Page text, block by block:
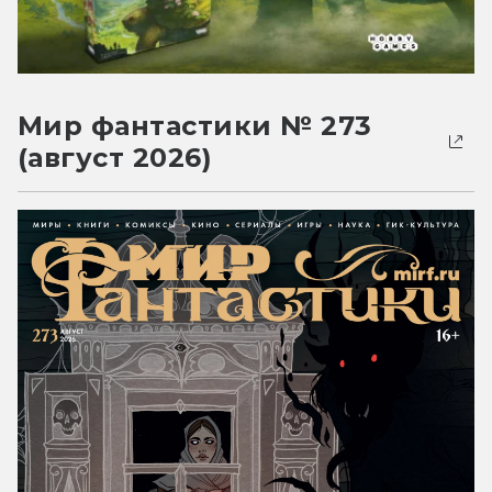
Мир фантастики № 273
(август 2026)